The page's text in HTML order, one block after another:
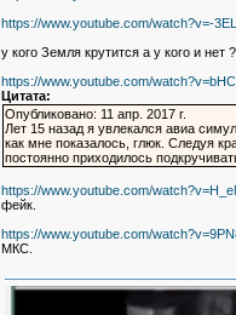
https://www.youtube.com/watch?v=-
у кого Земля крутится а у кого и нет
https://www.youtube.com/
Цитата:
Опубликовано: 11 апр. 2017 г.
Лет 15 назад я увлекался авиа
как мне показалось, глюк. Следуя
постоянно приходилось
https://www.youtube.com/
фейк.
https://www.youtube.com/
МКС.